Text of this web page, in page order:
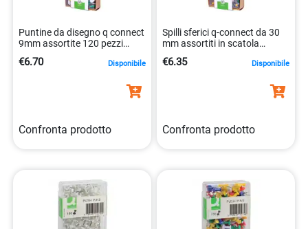
Puntine da disegno q connect
9mm assortite 120 pezzi
€6.70 Disponibile
Confronta prodotto
Spilli sferici q-connect da 30
mm assortiti in scatola
€6.35 Disponibile
Confronta prodotto